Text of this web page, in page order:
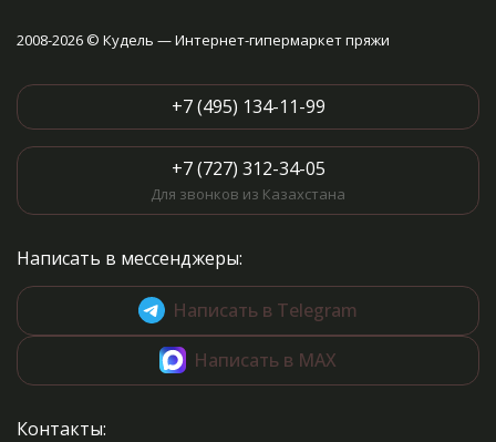
2008-2026 © Кудель — Интернет-гипермаркет пряжи
+7 (495) 134-11-99
+7 (727) 312-34-05
Для звонков из Казахстана
Написать в мессенджеры:
Написать в Telegram
Написать в MAX
Контакты: